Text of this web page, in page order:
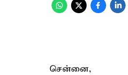
சென்னை,